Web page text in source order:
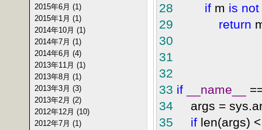
2015年6月 (1)
2015年1月 (1)
2014年10月 (1)
2014年7月 (1)
2014年6月 (4)
2013年11月 (1)
2013年8月 (1)
2013年3月 (3)
2013年2月 (2)
2012年12月 (10)
2012年7月 (1)
28
if m is not
29
return
30
31
32
33 if __name__
34 args =
35
if len(args)